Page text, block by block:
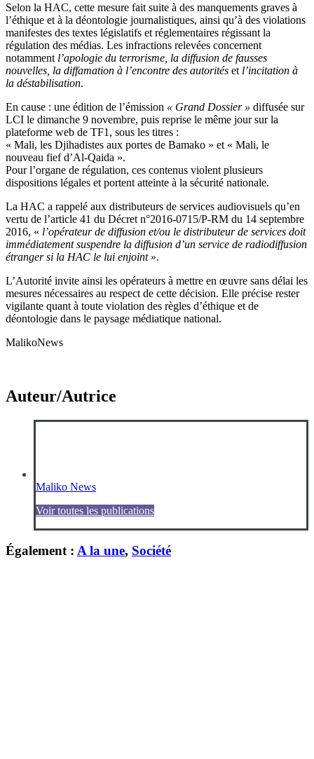
Selon la HAC, cette mesure fait suite à des manquements graves à
l’éthique et à la déontologie journalistiques, ainsi qu’à des violations
manifestes des textes législatifs et réglementaires régissant la
régulation des médias. Les infractions relevées concernent
notamment l’apologie du terrorisme la diffusion de fausses
nouvelles la diffamation à l’encontre des autorités et l’incitation à
la déstabilisation.
En cause : une édition de l’émission « Grand Dossier » diffusée sur
LCI le dimanche 9 novembre, puis reprise le même jour sur la
plateforme web de TF1, sous les titres :
« Mali, les Djihadistes aux portes de Bamako » et « Mali, le
nouveau fief d’Al-Qaida ».
Pour l’organe de régulation, ces contenus violent plusieurs
dispositions légales et portent atteinte à la sécurité nationale.
La HAC a rappelé aux distributeurs de services audiovisuels qu’en
vertu de l’article 41 du Décret n°2016-0715/P-RM du 14 septembre
2016, « l’opérateur de diffusion et/ou le distributeur de services doit
immédiatement suspendre la diffusion d’un service de radiodiffusion
étranger si la HAC le lui enjoint».
L’Autorité invite ainsi les opérateurs à mettre en œuvre sans délai les
mesures nécessaires au respect de cette décision. Elle précise rester
vigilante quant à toute violation des règles d’éthique et de
déontologie dans le paysage médiatique national.
MalikoNews
Auteur/Autrice
Maliko News
Voir toutes les publications
Également : A la une, Société